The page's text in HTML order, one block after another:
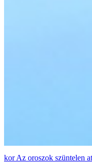
Az oroszok szüntelen